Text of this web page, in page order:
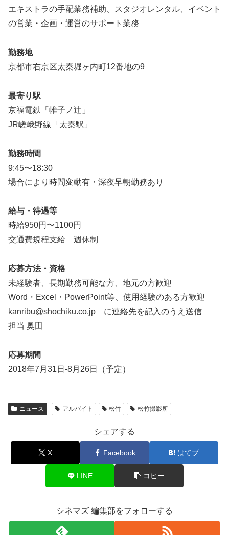
エキストラの手配業務補助、スタジオレンタル、イベント
の営業・企画・運営のサポート業務
勤務地
京都市右京区太秦堀ヶ内町12番地の9
最寄り駅
京福電鉄「帷子ノ辻」
JR嵯峨野線「太秦駅」
勤務時間
9:45〜18:30
場合により時間変動有・深夜早朝勤務あり
給与・待遇等
時給950円〜1100円
交通費規程支給 週休制
応募方法・資格
未経験者、長期勤務可能な方、地元の方歓迎
Word・Excel・PowerPoint等、使用経験のある方歓迎
kanribu@shochiku.co.jp に連絡先を記入のうえ送信
担当 奥田
応募期間
2018年7月31日-8月26日（予定）
ニュース アルバイト 松竹 松竹撮影所
シェアする
X Facebook はてブ
LINE コピー
シネマズ 編集部をフォローする